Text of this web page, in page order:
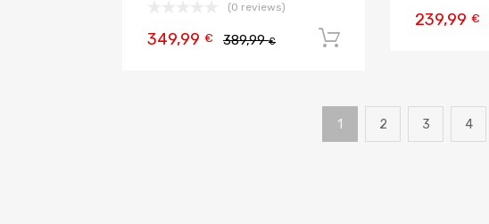
(0 reviews)
389,99€
349,99 €
239,99 €
1 2 3 4